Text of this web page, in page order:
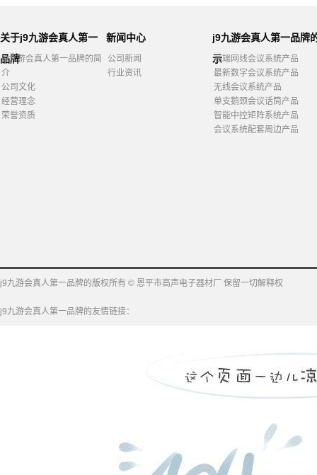
关于j9九游会真人第一
品牌
j9九游会真人第一品牌的简
介
公司文化
经营理念
荣誉资质
新闻中心
公司新闻
行业资讯
j9九游会真人第一品牌
示
高端网线会议系统产品
最新数字会议系统产品
无线会议系统产品
单支鹅颈会议话筒产品
智能中控矩阵系统产品
会议系统配套周边产品
j9九游会真人第一品牌的版权所有 © 恩平市高声电子器材厂 保留一切解释权
j9九游会真人第一品牌的友情链接：